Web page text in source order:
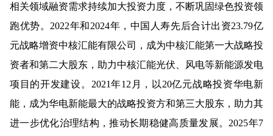
相关领域融资需求持续加大投资力度，不断巩固绿色投资领
跑优势。2022年和2024年，中国人寿先后合计出资23.79亿
元战略增资中核汇能有限公司，成为中核汇能第一大战略投
资者和第二大股东，助力中核汇能光伏、风电等新能源发电
项目的开发建设。2021年12月，以20亿元战略投资华电新
能，成为华电新能最大的战略投资方和第三大股东，助力其
进一步优化治理结构，推动长期稳健高质量发展。2025年7